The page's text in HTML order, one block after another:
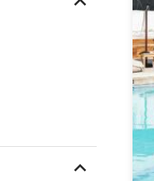
expand_more